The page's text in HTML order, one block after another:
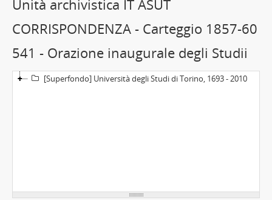
Unità archivistica IT ASUT
CORRISPONDENZA - Carteggio 1857-60
541 - Orazione inaugurale degli Studii
[Superfondo] Università degli Studi di Torino, 1693 - 2010